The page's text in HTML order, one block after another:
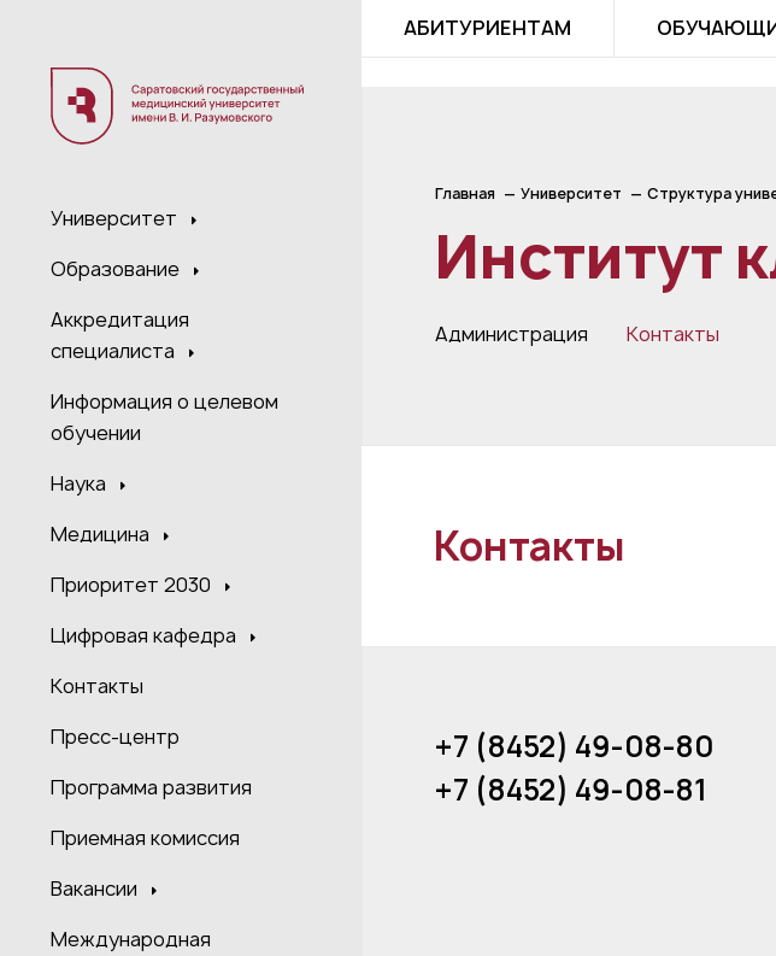
Университет
Образование
Аккредитация
специалиста
Информация о целевом
обучении
Наука
Медицина
Приоритет 2030
Цифровая кафедра
Контакты
Пресс-центр
Программа развития
Приемная комиссия
Вакансии
Международная
АБИТУРИЕНТАМ
Главная Университет Структура
Институт
Администрация Контакты
Контакты
+7 (8452) 49-08-80
+7 (8452) 49-08-81